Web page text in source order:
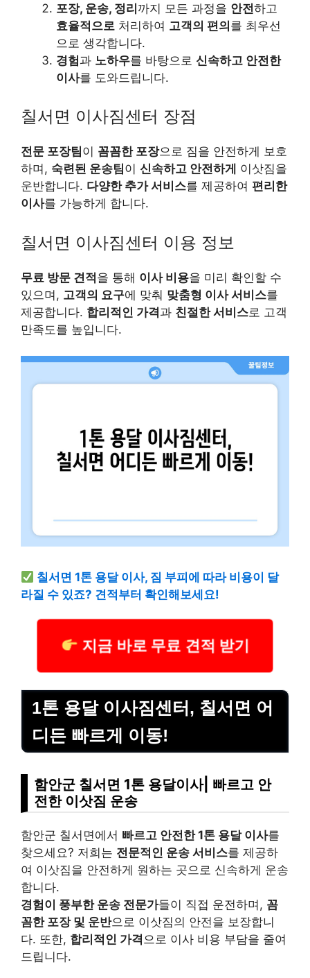
포장, 운송, 정리까지 모든 과정을 안전하고
효율적으로 처리하여 고객의 편의를 최우선
으로 생각합니다.
경험과 노하우를 바탕으로 신속하고 안전한
이사를 도와드립니다.
칠서면 이사짐센터 장점
전문 포장팀이 꼼꼼한 포장으로 짐을 안전하게 보호
하며, 숙련된 운송팀이 신속하고 안전하게 이삿짐을
운반합니다. 다양한 추가 서비스를 제공하여 편리한
이사를 가능하게 합니다.
칠서면 이사짐센터 이용 정보
무료 방문 견적을 통해 이사 비용을 미리 확인할 수
있으며, 고객의 요구에 맞춰 맞춤형 이사 서비스를
제공합니다. 합리적인 가격과 친절한 서비스로 고객
만족도를 높입니다.
칠서면 1톤 용달 이사, 짐 부피에 따라 비용이 달
라질 수 있죠? 견적부터 확인해보세요!
지금 바로 무료 견적 받기
1톤 용달 이사짐센터, 칠서면 어
디든 빠르게 이동!
함안군 칠서면 1톤 용달이사| 빠르고 안
전한 이삿짐 운송
함안군 칠서면에서 빠르고 안전한 1톤 용달 이사를
찾으세요? 저희는 전문적인 운송 서비스를 제공하
여 이삿짐을 안전하게 원하는 곳으로 신속하게 운송
합니다.
경험이 풍부한 운송 전문가들이 직접 운전하며, 꼼
꼼한 포장 및 운반으로 이삿짐의 안전을 보장합니
다. 또한, 합리적인 가격으로 이사 비용 부담을 줄여
드립니다.